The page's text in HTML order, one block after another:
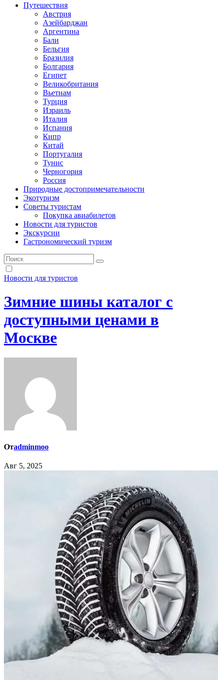
Путешествия
Австрия
Азейбарджан
Аргентина
Бали
Бельгия
Бразилия
Болгария
Египет
Великобритания
Вьетнам
Турция
Израиль
Италия
Испания
Кипр
Китай
Португалия
Тунис
Черногория
Россия
Природные достопримечательности
Экотуризм
Советы туристам
Покупка авиабилетов
Новости для туристов
Экскурсии
Гастрономический туризм
Новости для туристов
Зимние шины каталог с
доступными ценами в
Москве
Отadminmoo
Авг 5, 2025